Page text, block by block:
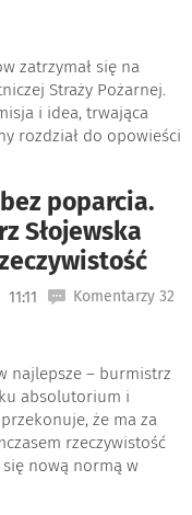
zatrzymał się na
Straży Pożarnej.
i idea, trwająca
rozdział do opowieści
poparcia.
Słojewska
11:11 Komentarzy 32
najlepsze – burmistrz
absolutorium i
że ma za
rzeczywistość
się nową normą w